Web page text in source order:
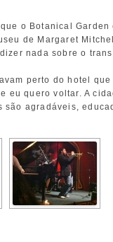
o Botanical
de Margaret
nada sobre o
perto do hotel
eu quero voltar. A
são agradáveis,